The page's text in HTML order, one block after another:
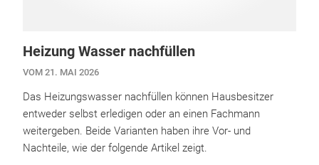
Heizung Wasser nachfüllen
VOM 21. MAI 2026
Das Heizungswasser nachfüllen können Hausbesitzer
entweder selbst erledigen oder an einen Fachmann
weitergeben. Beide Varianten haben ihre Vor- und
Nachteile, wie der folgende Artikel zeigt.